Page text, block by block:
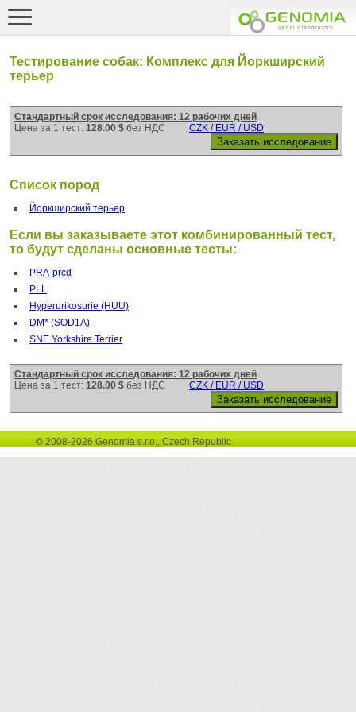
Тестирование собак: Комплекс для Йоркширский
терьер
Стандартный срок исследования: 12 рабочих дней
Цена за 1 тест: 128.00 $ без НДС CZK / EUR / USD
Список пород
Йоркширский терьер
Если вы заказываете этот комбинированный тест,
то будут сделаны основные тесты:
PRA-prcd
PLL
Hyperurikosurie (HUU)
DM* (SOD1A)
SNE Yorkshire Terrier
Стандартный срок исследования: 12 рабочих дней
Цена за 1 тест: 128.00 $ без НДС CZK / EUR / USD
© 2008-2026 Genomia s.r.o., Czech Republic